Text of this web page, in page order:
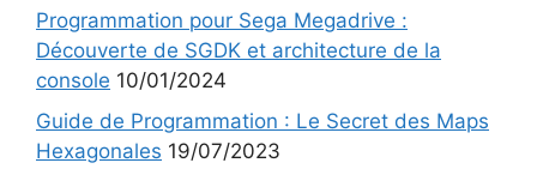
Programmation pour Sega Megadrive :
Découverte de SGDK et architecture de la
console 10/01/2024
Guide de Programmation : Le Secret des Maps
Hexagonales 19/07/2023